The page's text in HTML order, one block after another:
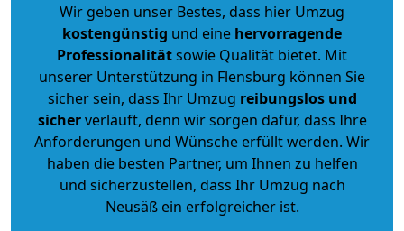
Wir geben unser Bestes, dass hier Umzug
kostengünstig und eine hervorragende
Professionalitätsowie Qualität bietet. Mit
unserer Unterstützung in Flensburg können Sie
sicher sein, dass Ihr Umzug reibungslos und
sicherverläuft, denn wir sorgen dafür, dass Ihre
Anforderungen und Wünsche erfüllt werden. Wir
haben die besten Partner, um Ihnen zu helfen
und sicherzustellen, dass Ihr Umzug nach
Neusäß ein erfolgreicher ist.